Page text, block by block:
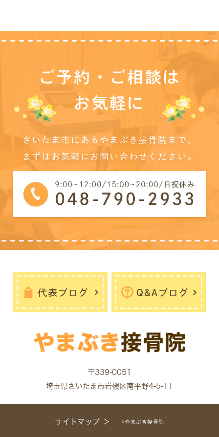
ご予約・ご相談は
お気軽に
さいたま市にあるやまぶき接骨院まで、
まずはお気軽にお問い合わせください。
〒339-0051
埼玉県さいたま市岩槻区南平野4-5-11
サイトマップ ＞ ©やまぶき接骨院